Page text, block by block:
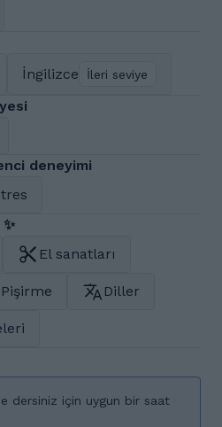
İngilizce İleri seviye
deneyimi
El sanatları
Diller
dersiniz için uygun bir saat